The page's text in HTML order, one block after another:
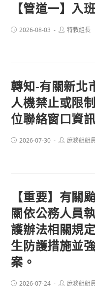
【管道一】入
Post2026-08-03
Post特教組長
轉知-有關新北
人機禁止或限
位聯絡窗口資
Post2026-07-30
Post庶務組組
【重要】有關
關依公務人員
護辦法相關規
生防護措施並
案。
Post2026-07-24
Post庶務組組